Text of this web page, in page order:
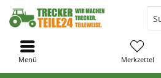
Merkzettel
Menü